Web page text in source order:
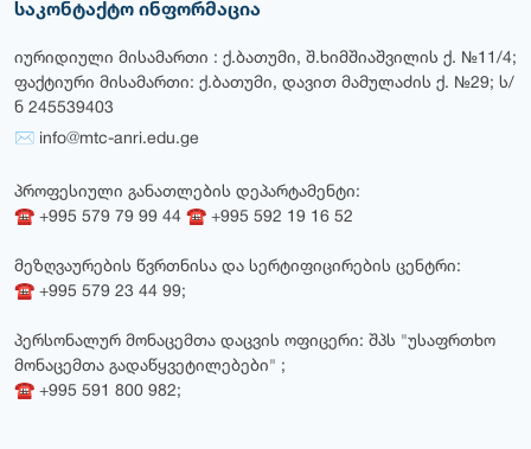
საკონტაქტო ინფორმაცია
იურიდიული მისამართი : ქ.ბათუმი, შ.ხიმშიაშვილის ქ. №11/4;
ფაქტიური მისამართი: ქ.ბათუმი, დავით მამულაძის ქ. №29; ს/
ნ 245539403
✉ info@mtc-anri.edu.ge
პროფესიული განათლების დეპარტამენტი:
☎ +995 579 79 99 44 ☎ +995 592 19 16 52
მეზღვაურების წვრთნისა და სერტიფიცირების ცენტრი:
☎ +995 579 23 44 99;
პერსონალურ მონაცემთა დაცვის ოფიცერი: შპს "უსაფრთხო
მონაცემთა გადაწყვეტილებები" ;
☎ +995 591 800 982;